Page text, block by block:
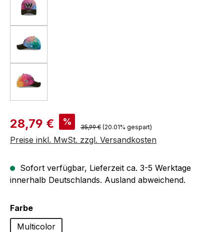
Verkaufspreis:
28,79 € % Regulärer Preis:
35,99 € (20.01% gespart)
Preise inkl. MwSt. zzgl. Versandkosten
Sofort verfügbar, Lieferzeit ca. 3-5 Werktage
innerhalb Deutschlands. Ausland abweichend.
Farbeauswählen
Multicolor